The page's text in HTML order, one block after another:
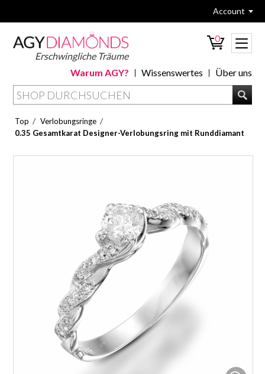
Account
Erschwingliche Träume
0
Über uns
Wissenswertes
Warum AGY?
Top / Verlobungsringe /
0.35 Gesamtkarat Designer-Verlobungsring mit Runddiamant